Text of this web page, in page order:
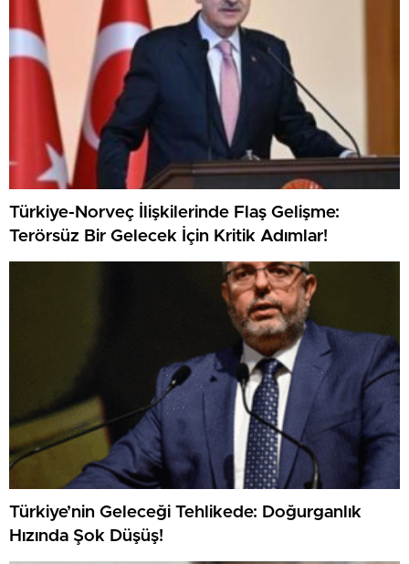
Türkiye-Norveç İlişkilerinde Flaş Gelişme:
Terörsüz Bir Gelecek İçin Kritik Adımlar!
Türkiye’nin Geleceği Tehlikede: Doğurganlık
Hızında Şok Düşüş!